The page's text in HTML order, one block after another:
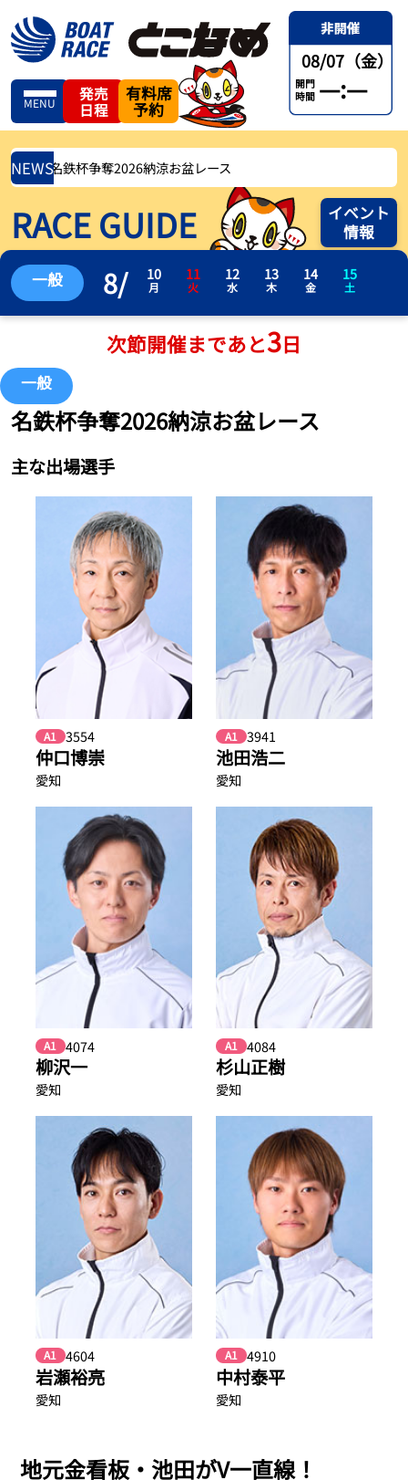
MENU
発売
日程
有料席
予約
08/07（金）
開門
時間 —:—
NEWS
) 名鉄杯争奪2026納涼お盆レース
RACE GUIDE
イベント
情報
一般 8/ 10
月
11
火
12
水
13
木
14
金
15
土
次節開催まであと3日
一般
名鉄杯争奪2026納涼お盆レース
主な出場選手
A1 3554
仲口博崇
愛知
A1 3941
池田浩二
愛知
A1 4074
柳沢一
愛知
A1 4084
杉山正樹
愛知
A1 4604
岩瀬裕亮
愛知
A1 4910
中村泰平
愛知
地元金看板・池田がV一直線！